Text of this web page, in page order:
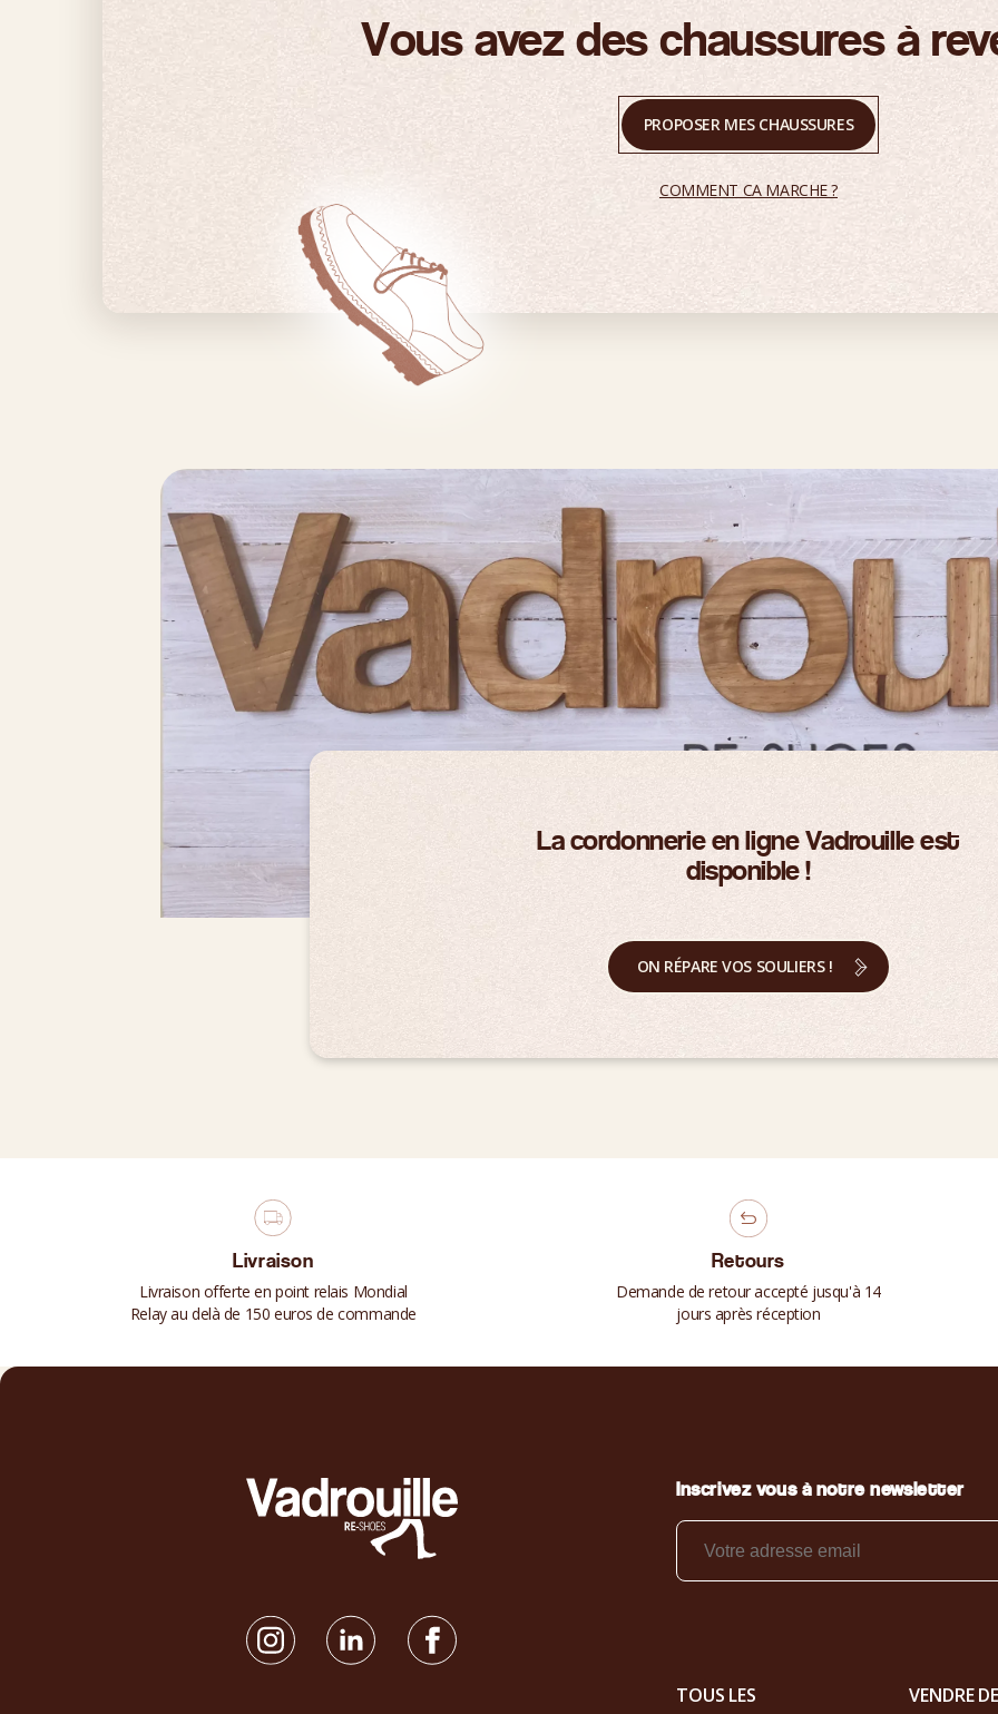
Vous avez des chaussures à
PROPOSER MES CHAUSSURES
COMMENT CA MARCHE ?
La cordonnerie en ligne Vadrouille est
disponible !
ON RÉPARE VOS SOULIERS !
Livraison
Livraison offerte en point relais Mondial
Relay au delà de 150 euros de commande
Retours
Demande de retour accepté jusqu'à 14
jours après réception
Inscrivez vous à notre newsletter
TOUS LES VENDRE